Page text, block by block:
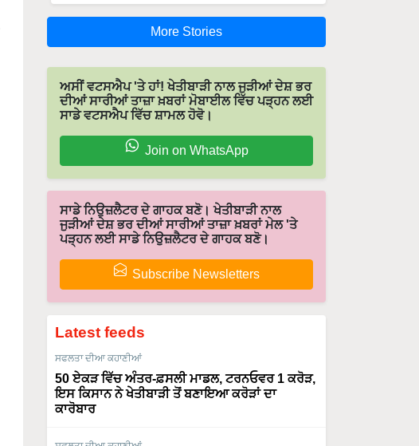
More Stories
ਅਸੀਂ ਵਟਸਐਪ 'ਤੇ ਹਾਂ! ਖੇਤੀਬਾੜੀ ਨਾਲ ਜੁੜੀਆਂ ਦੇਸ਼ ਭਰ
ਦੀਆਂ ਸਾਰੀਆਂ ਤਾਜ਼ਾ ਖ਼ਬਰਾਂ ਮੋਬਾਈਲ ਵਿੱਚ ਪੜ੍ਹਨ ਲਈ
ਸਾਡੇ ਵਟਸਐਪ ਵਿੱਚ ਸ਼ਾਮਲ ਹੋਵੋ।
Join on WhatsApp
ਸਾਡੇ ਨਿਉਜ਼ਲੈਟਰ ਦੇ ਗਾਹਕ ਬਣੋ। ਖੇਤੀਬਾੜੀ ਨਾਲ
ਜੁੜੀਆਂ ਦੇਸ਼ ਭਰ ਦੀਆਂ ਸਾਰੀਆਂ ਤਾਜ਼ਾ ਖ਼ਬਰਾਂ ਮੇਲ 'ਤੇ
ਪੜ੍ਹਨ ਲਈ ਸਾਡੇ ਨਿਉਜ਼ਲੈਟਰ ਦੇ ਗਾਹਕ ਬਣੋ।
Subscribe Newsletters
Latest feeds
ਸਫਲਤਾ ਦੀਆ ਕਹਾਣੀਆਂ
50 ਏਕੜ ਵਿੱਚ ਅੰਤਰ-ਫ਼ਸਲੀ ਮਾਡਲ, ਟਰਨਓਵਰ 1 ਕਰੋੜ,
ਇਸ ਕਿਸਾਨ ਨੇ ਖੇਤੀਬਾੜੀ ਤੋਂ ਬਣਾਇਆ ਕਰੋੜਾਂ ਦਾ
ਕਾਰੋਬਾਰ